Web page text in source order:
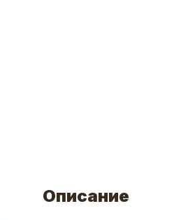
Описание